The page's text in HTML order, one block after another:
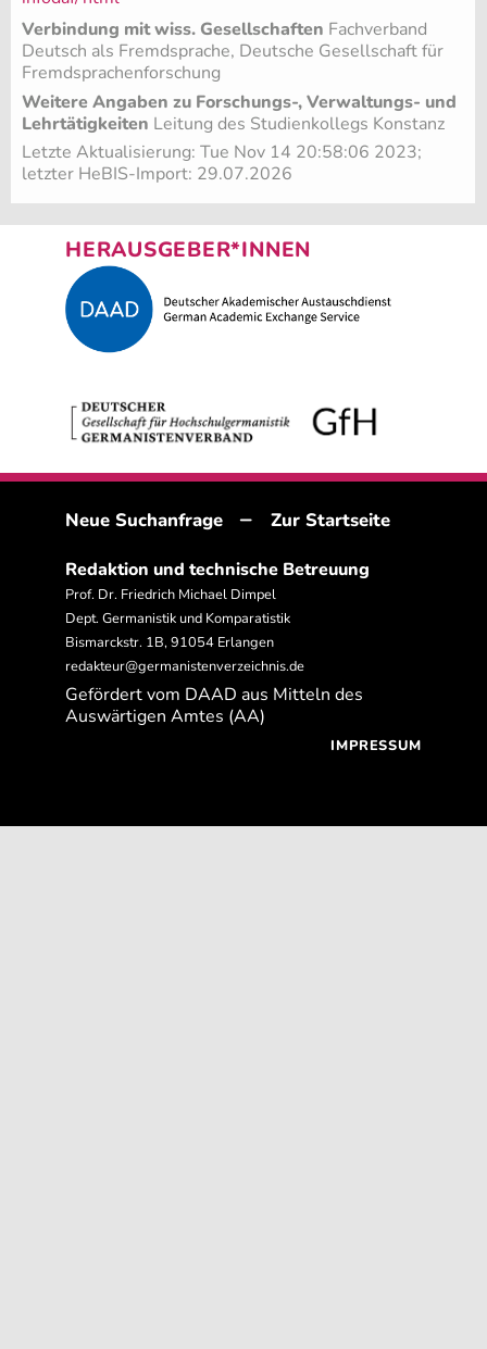
Verbindung mit wiss. Gesellschaften Fachverband
Deutsch als Fremdsprache, Deutsche Gesellschaft für
Fremdsprachenforschung
Weitere Angaben zu Forschungs-, Verwaltungs- und
Lehrtätigkeiten Leitung des Studienkollegs Konstanz
Letzte Aktualisierung: Tue Nov 14 20:58:06 2023;
letzter HeBIS-Import: 29.07.2026
HERAUSGEBER*INNEN
Neue Suchanfrage – Zur Startseite
Redaktion und technische Betreuung
Prof. Dr. Friedrich Michael Dimpel
Dept. Germanistik und Komparatistik
Bismarckstr. 1B, 91054 Erlangen
redakteur@germanistenverzeichnis.de
Gefördert vom DAAD aus Mitteln des
Auswärtigen Amtes (AA)
IMPRESSUM